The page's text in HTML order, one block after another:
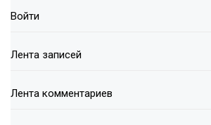
Войти
Лента записей
Лента комментариев